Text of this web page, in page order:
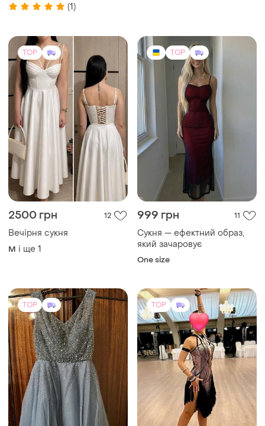
(1)
TOP
2500 грн 12
Вечірня сукня
M і ще 1
TOP
999 грн 11
Сукня — ефектний образ,
який зачаровує
One size
TOP TOP